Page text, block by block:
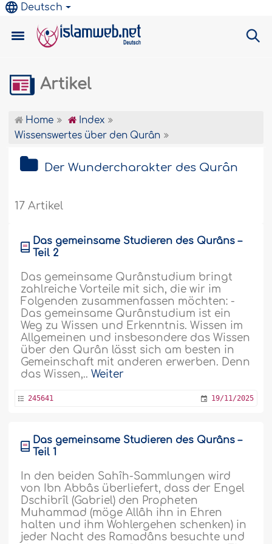
Deutsch
Artikel
Home
Index
Wissenswertes über den Qurân
Der Wundercharakter des Qurân
17 Artikel
Das gemeinsame Studieren des Qurâns –
Teil 2
Das gemeinsame Qurânstudium bringt
zahlreiche Vorteile mit sich, die wir im
Folgenden zusammenfassen möchten: -
Das gemeinsame Qurânstudium ist ein
Weg zu Wissen und Erkenntnis. Wissen im
Allgemeinen und insbesondere das Wissen
über den Qurân lässt sich am besten in
Gemeinschaft mit anderen erwerben. Denn
das Wissen,..Weiter
245641 19/11/2025
Das gemeinsame Studieren des Qurâns –
Teil 1
In den beiden Sahîh-Sammlungen wird
von Ibn Abbâs überliefert, dass der Engel
Dschibrîl (Gabriel) den Propheten
Muhammad (möge Allâh ihn in Ehren
halten und ihm Wohlergehen schenken) in
jeder Nacht des Ramadâns besuchte und